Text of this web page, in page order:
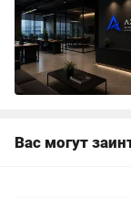
Вас могут